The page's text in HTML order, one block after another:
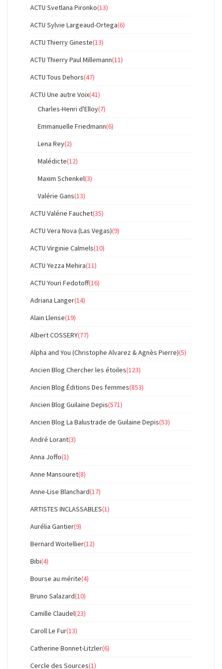
ACTU Svetlana Pironko(13)
ACTU Sylvie Largeaud-Ortega(6)
ACTU Thierry Gineste(13)
ACTU Thierry Paul Millemann(11)
ACTU Tous Dehors(47)
ACTU Une autre Voix(41)
Charles-Henri d'Elloy(7)
Emmanuelle Friedmann(6)
Lena Rey(2)
Malédicte(12)
Maxim Schenkel(3)
Valérie Gans(13)
ACTU Valérie Fauchet(35)
ACTU Vera Nova (Las Vegas)(9)
ACTU Virginie Calmels(10)
ACTU Yezza Mehira(11)
ACTU Youri Fedotoff(16)
Adriana Langer(14)
Alain Llense(19)
Albert COSSERY(77)
Alpha and You (Christophe Alvarez & Agnès Pierre)(5)
Ancien Blog Chercher les étoiles(123)
Ancien Blog Éditions Des femmes(853)
Ancien Blog Guilaine Depis(571)
Ancien Blog La Balustrade de Guilaine Depis(53)
André Lorant(3)
Anna Joffo(1)
Anne Mansouret(8)
Anne-Lise Blanchard(17)
ARTISTES INCLASSABLES(1)
Aurélia Gantier(9)
Bernard Woitellier(12)
Bibi(4)
Bourse au mérite(4)
Bruno Salazard(10)
Camille Claudel(23)
Caroll Le Fur(13)
Catherine Bonnet-Litzler(6)
Cercle des Sources(1)